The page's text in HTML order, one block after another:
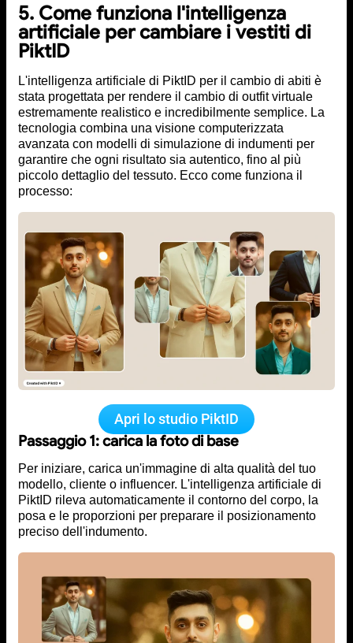
5. Come funziona l'intelligenza
artificiale per cambiare i vestiti di
PiktID
L'intelligenza artificiale di PiktID per il cambio di abiti è
stata progettata per rendere il cambio di outfit virtuale
estremamente realistico e incredibilmente semplice. La
tecnologia combina una visione computerizzata
avanzata con modelli di simulazione di indumenti per
garantire che ogni risultato sia autentico, fino al più
piccolo dettaglio del tessuto. Ecco come funziona il
processo:
Apri lo studio PiktID
Passaggio 1: carica la foto di base
Per iniziare, carica un'immagine di alta qualità del tuo
modello, cliente o influencer. L'intelligenza artificiale di
PiktID rileva automaticamente il contorno del corpo, la
posa e le proporzioni per preparare il posizionamento
preciso dell'indumento.